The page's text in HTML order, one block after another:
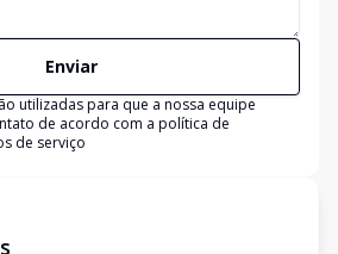
Enviar
utilizadas para que a nossa equipe
de acordo com a política de
de serviço